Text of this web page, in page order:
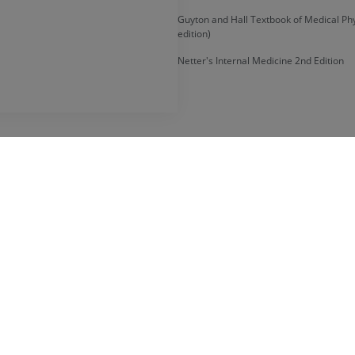
Guyton and Hall Textbook of Medical
edition)
Netter's Internal Medicine 2nd Edition